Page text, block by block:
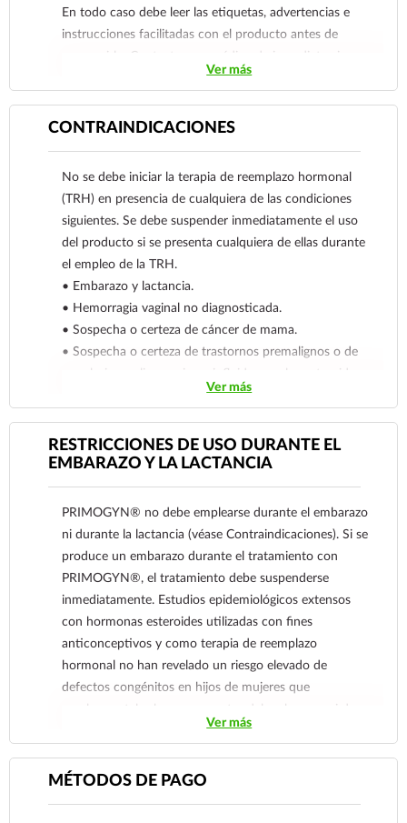
En todo caso debe leer las etiquetas, advertencias e
instrucciones facilitadas con el producto antes de
consumirlo. Contacte a su médico de inmediato si
sospecha que tiene un problema de salud.
Ver más
CONTRAINDICACIONES
No se debe iniciar la terapia de reemplazo hormonal
(TRH) en presencia de cualquiera de las condiciones
siguientes. Se debe suspender inmediatamente el uso
del producto si se presenta cualquiera de ellas durante
el empleo de la TRH.
• Embarazo y lactancia.
• Hemorragia vaginal no diagnosticada.
• Sospecha o certeza de cáncer de mama.
• Sospecha o certeza de trastornos premalignos o de
neoplasias malignas, si son influidas por los esteroides
(benignos o malignos).
• Enfermedad hepática severa.
infarto del miocardio, accidente cerebro-vascular).
• Trombosis venosa profunda activa, trastornos
tromboembólicos o historia documentada de estas
condiciones.
• Alto riesgo de trombosis arterial o venosa.
• Hipertrigliceridemia severa.
• Hipersensibilidad al principio activo o a cualquiera de
los excipientes.
Reporte las sospechas de reacción adversa al correo:
farmacovigilancia@cofepris.gob.mx
Ver más
RESTRICCIONES DE USO DURANTE EL
EMBARAZO Y LA LACTANCIA
PRIMOGYN® no debe emplearse durante el embarazo
ni durante la lactancia (véase Contraindicaciones). Si se
produce un embarazo durante el tratamiento con
PRIMOGYN®, el tratamiento debe suspenderse
inmediatamente. Estudios epidemiológicos extensos
con hormonas esteroides utilizadas con fines
anticonceptivos y como terapia de reemplazo
hormonal no han revelado un riesgo elevado de
defectos congénitos en hijos de mujeres que
emplearon tales hormonas antes del embarazo, ni de
efectos teratogénicos cuando se emplearon
Pequeñas cantidades de hormonas sexuales se pueden
Ver más
MÉTODOS DE PAGO